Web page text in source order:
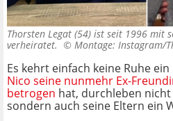
Thorsten Legat (54) ist seit 1996 mit
verheiratet. © Montage: Instagram/
Es kehrt einfach keine Ruhe
Nico seine nunmehr Ex-
betrogen hat, durchleben
sondern auch seine Eltern ein